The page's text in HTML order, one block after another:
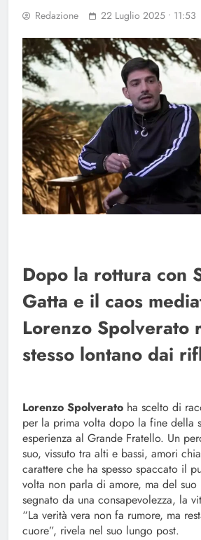
Redazione 22 Luglio 2025 • 11:53
Dopo la rottura con
Gatta e il caos
Lorenzo Spolverato
stesso lontano dai
Lorenzo Spolverato ha scelto di
per la prima volta dopo la fine della
esperienza al Grande Fratello. Un
suo, vissuto tra alti e bassi, amori
carattere che ha spesso spaccato il
volta non parla di amore, ma del
segnato da una consapevolezza, la
“La verità vera non fa rumore, ma
cuore”, rivela nel suo lungo post.